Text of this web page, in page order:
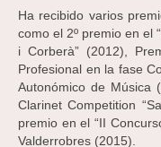
Ha recibido varios
como el 2º premio en el
i Corberà” (2012),
Profesional en la fase
Autonómico de Música
Clarinet Competition
premio en el “II
Valderrobres (2015).